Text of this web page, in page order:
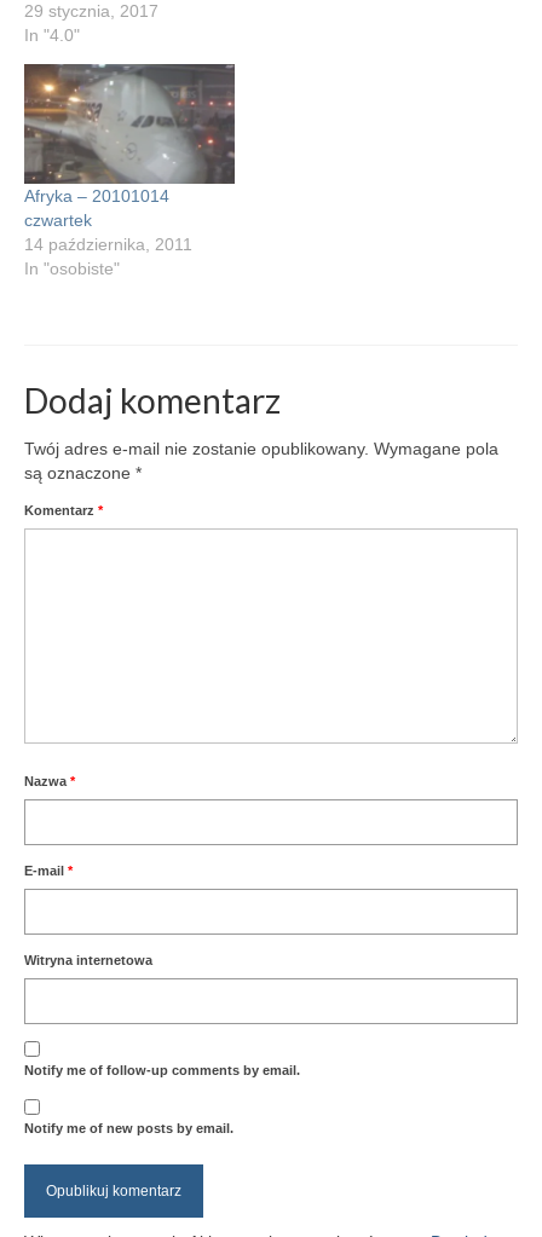
czasem co udało się zrobić
lepiej, ale to nieważne. W
klisze z nigdy nie
wywołanymi zdjęciami, w
lodówce nigdy nie
wywołane filmy, na których
nawet nie wiem,…
29 stycznia, 2017
In "4.0"
Afryka – 20101014
czwartek
14 października, 2011
In "osobiste"
Dodaj komentarz
Twój adres e-mail nie zostanie opublikowany. Wymagane pola
są oznaczone *
Komentarz *
Nazwa*
E-mail *
Witryna internetowa
Notify me of follow-up comments by email.
Notify me of new posts by email.